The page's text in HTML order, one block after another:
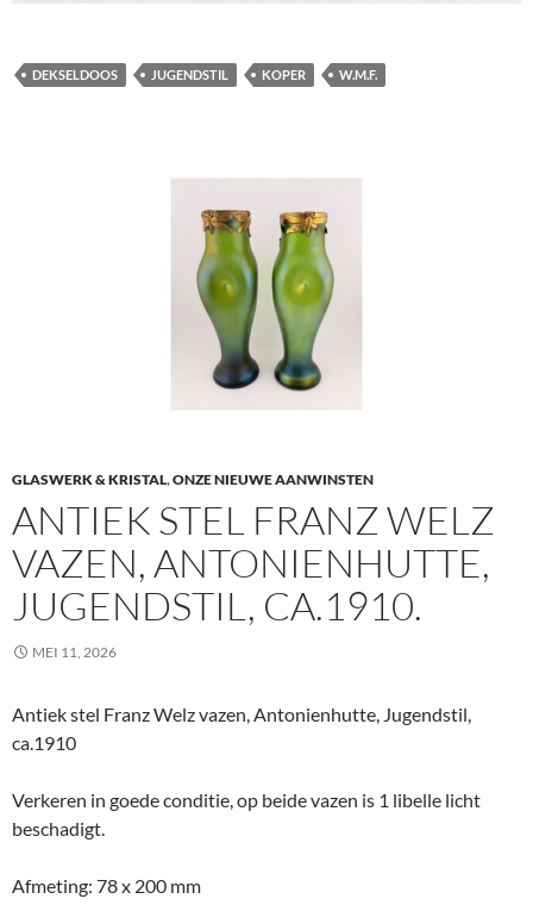
DEKSELDOOS JUGENDSTIL KOPER W.M.F.
GLASWERK & KRISTAL,ONZE NIEUWE AANWINSTEN
ANTIEK STEL FRANZ WELZ
VAZEN, ANTONIENHUTTE,
JUGENDSTIL, CA.1910.
MEI 11, 2026
Antiek stel Franz Welz vazen, Antonienhutte, Jugendstil,
ca.1910
Verkeren in goede conditie, op beide vazen is 1 libelle licht
beschadigt.
Afmeting: 78 x 200 mm